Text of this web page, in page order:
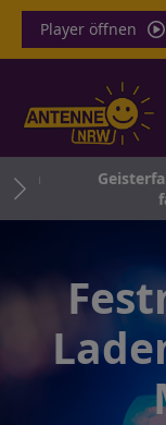
Player öffnen